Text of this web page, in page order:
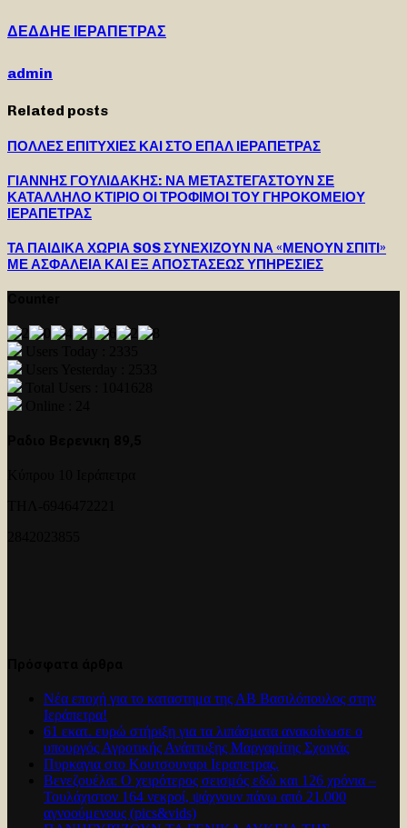
ΔΕΔΔΗΕ ΙΕΡΑΠΕΤΡΑΣ
admin
Related posts
ΠΟΛΛΕΣ ΕΠΙΤΥΧΙΕΣ ΚΑΙ ΣΤΟ ΕΠΑΛ ΙΕΡΑΠΕΤΡΑΣ
ΓΙΑΝΝΗΣ ΓΟΥΛΙΔΑΚΗΣ: ΝΑ ΜΕΤΑΣΤΕΓΑΣΤΟΥΝ ΣΕ
ΚΑΤΑΛΛΗΛΟ ΚΤΙΡΙΟ ΟΙ ΤΡΟΦΙΜΟΙ ΤΟΥ ΓΗΡΟΚΟΜΕΙΟΥ
ΙΕΡΑΠΕΤΡΑΣ
ΤΑ ΠΑΙΔΙΚΑ ΧΩΡΙΑ SOS ΣΥΝΕΧΙΖΟΥΝ ΝΑ «ΜΕΝΟΥΝ ΣΠΙΤΙ»
ΜΕ ΑΣΦΑΛΕΙΑ ΚΑΙ ΕΞ ΑΠΟΣΤΑΣΕΩΣ ΥΠΗΡΕΣΙΕΣ
Νέα εποχή για το καταστημα της ΑΒ Βασιλόπουλος στην
Ιεράπετρα!
61 εκατ. ευρώ στήριξη για τα λιπάσματα ανακοίνωσε ο
υπουργός Αγροτικής Ανάπτυξης Μαργαρίτης Σχοινάς
Πυρκαγια στο Κουτσουναρι Ιεραπετρας.
Βενεζουέλα: Ο χειρότερος σεισμός εδώ και 126 χρόνια –
Τουλάχιστον 164 νεκροί, ψάχνουν πάνω από 21.000
αγνοούμενους (pics&vids)